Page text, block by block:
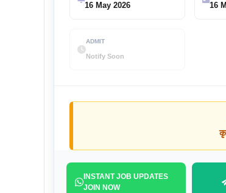
16 May 2026 16
ADMIT
Notify Soon
INSTANT JOB UPDATES
JOIN NOW